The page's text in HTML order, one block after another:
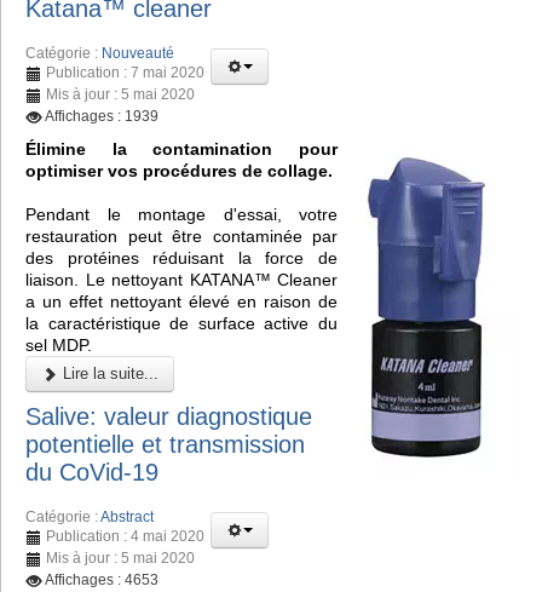
Katana™ cleaner
Catégorie : Nouveauté
Publication : 7 mai 2020
Mis à jour : 5 mai 2020
Affichages : 1939
Élimine la contamination pour
optimiser vos procédures de collage.
Pendant le montage d'essai, votre
restauration peut être contaminée par
des protéines réduisant la force de
liaison. Le nettoyant KATANA™ Cleaner
a un effet nettoyant élevé en raison de
la caractéristique de surface active du
sel MDP.
Lire la suite...
Salive: valeur diagnostique
potentielle et transmission
du CoVid-19
Catégorie :Abstract
Publication : 4 mai 2020
Mis à jour : 5 mai 2020
Affichages : 4653